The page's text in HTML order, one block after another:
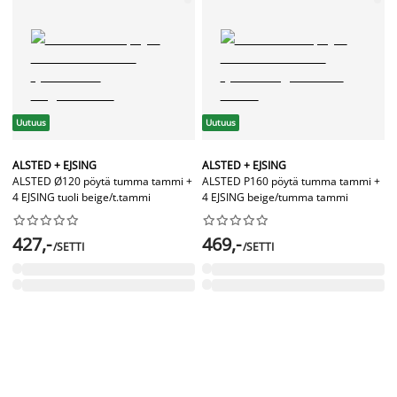
Uutuus
ALSTED + EJSING
ALSTED Ø120 pöytä tumma tammi +
4 EJSING tuoli beige/t.tammi






427,-/SETTI
Uutuus
ALSTED + EJSING
ALSTED P160 pöytä tumma tammi +
4 EJSING beige/tumma tammi






469,-/SETTI